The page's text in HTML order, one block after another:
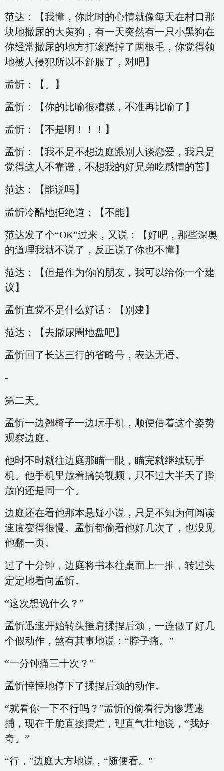
范达：【我懂，你此时的心情就像每天在村口那
块地撒尿的大黄狗，有一天突然有一只小黑狗在
你经常撒尿的地方打滚蹭掉了两根毛，你觉得领
地被人侵犯所以不舒服了，对吧】
孟忻：【。】
孟忻：【你的比喻很糟糕，不准再比喻了】
孟忻：【不是啊！！！】
孟忻：【我不是不想边庭跟别人谈恋爱，我只是
觉得这人不靠谱，不想我的好兄弟吃感情的苦】
范达：【能说吗】
孟忻冷酷地拒绝道：【不能】
范达发了个“OK”过来，又说：【好吧，那些深奥
的道理我就不说了，反正说了你也不懂】
范达：【但是作为你的朋友，我可以给你一个建
议】
孟忻直觉不是什么好话：【别建】
范达：【去撒尿圈地盘吧】
孟忻回了长达三行的省略号，表达无语。
-
第二天。
孟忻一边翘椅子一边玩手机，顺便借着这个姿势
观察边庭。
他时不时就往边庭那瞄一眼，瞄完就继续玩手
机。他手机里放着搞笑视频，只不过大半天了播
放的还是同一个。
边庭还在看他那本悬疑小说，只是不知为何阅读
速度变得很慢。孟忻都偷看他好几次了，也没见
他翻一页。
过了十分钟，边庭将书本往桌面上一推，转过头
定定地看向孟忻。
“这次想说什么？”
孟忻迅速开始转头捶肩揉捏后颈，一连做了好几
个假动作，煞有其事地说：“脖子痛。”
“一分钟痛三十次？”
孟忻悻悻地停下了揉捏后颈的动作。
“就看你一下不行吗？”孟忻的偷看行为惨遭逮
捕，现在干脆直接摆烂，理直气壮地说，“我好
奇。”
“行，”边庭大方地说，“随便看。”